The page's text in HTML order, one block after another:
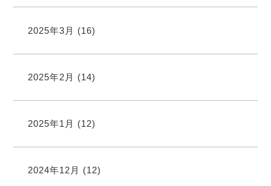
2025年3月 (16)
2025年2月 (14)
2025年1月 (12)
2024年12月 (12)